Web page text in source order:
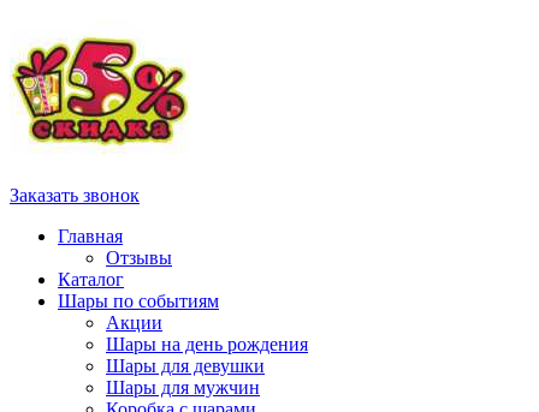
Заказать звонок
Главная
Отзывы
Каталог
Шары по событиям
Акции
Шары на день рождения
Шары для девушки
Шары для мужчин